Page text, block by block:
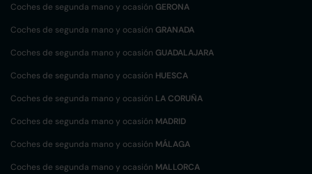
Coches de segunda mano y ocasión GERONA
Coches de segunda mano y ocasión GRANADA
Coches de segunda mano y ocasión GUADALAJARA
Coches de segunda mano y ocasión HUESCA
Coches de segunda mano y ocasión LA CORUÑA
Coches de segunda mano y ocasión MADRID
Coches de segunda mano y ocasión MÁLAGA
Coches de segunda mano y ocasión MALLORCA